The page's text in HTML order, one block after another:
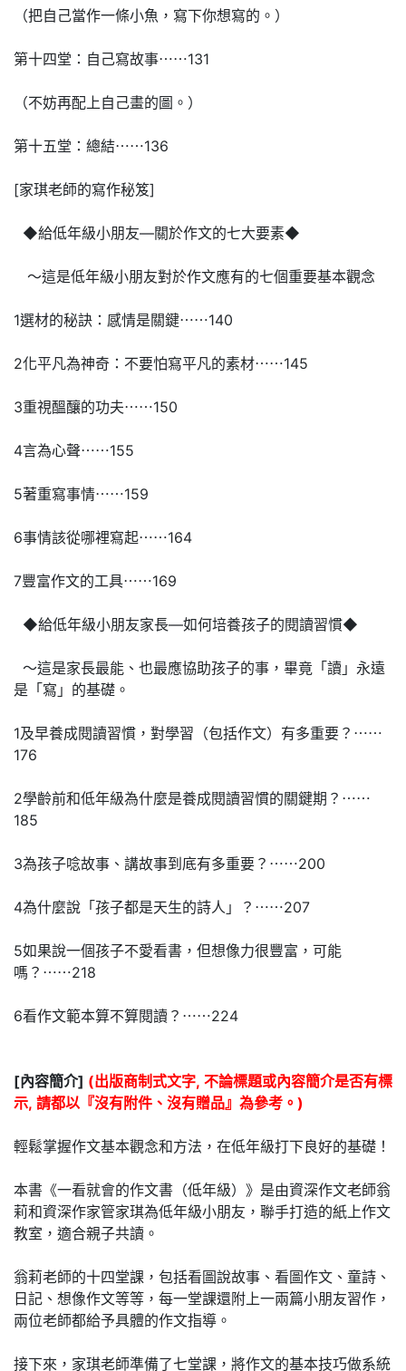
（把自己當作一條小魚，寫下你想寫的。）
第十四堂：自己寫故事⋯⋯131
（不妨再配上自己畫的圖。）
第十五堂：總結⋯⋯136
[家琪老師的寫作秘笈]
◆給低年級小朋友—關於作文的七大要素◆
〜這是低年級小朋友對於作文應有的七個重要基本觀念
1選材的秘訣：感情是關鍵⋯⋯140
2化平凡為神奇：不要怕寫平凡的素材⋯⋯145
3重視醞釀的功夫⋯⋯150
4言為心聲⋯⋯155
5著重寫事情⋯⋯159
6事情該從哪裡寫起⋯⋯164
7豐富作文的工具⋯⋯169
◆給低年級小朋友家長—如何培養孩子的閱讀習慣◆
〜這是家長最能、也最應協助孩子的事，畢竟「讀」永遠
是「寫」的基礎。
1及早養成閱讀習慣，對學習（包括作文）有多重要？⋯⋯
176
2學齡前和低年級為什麼是養成閱讀習慣的關鍵期？⋯⋯
185
3為孩子唸故事、講故事到底有多重要？⋯⋯200
4為什麼說「孩子都是天生的詩人」？⋯⋯207
5如果說一個孩子不愛看書，但想像力很豐富，可能
嗎？⋯⋯218
6看作文範本算不算閱讀？⋯⋯224
[內容簡介] (出版商制式文字, 不論標題或內容簡介是否有標
示, 請都以『沒有附件、沒有贈品』為參考。)
輕鬆掌握作文基本觀念和方法，在低年級打下良好的基礎！
本書《一看就會的作文書（低年級）》是由資深作文老師翁
莉和資深作家管家琪為低年級小朋友，聯手打造的紙上作文
教室，適合親子共讀。
翁莉老師的十四堂課，包括看圖說故事、看圖作文、童詩、
日記、想像作文等等，每一堂課還附上一兩篇小朋友習作，
兩位老師都給予具體的作文指導。
接下來，家琪老師準備了七堂課，將作文的基本技巧做系統